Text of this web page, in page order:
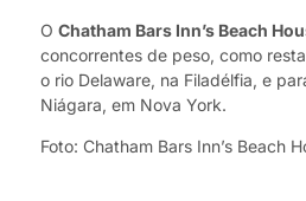
O Chatham Bars Inn’s Beach
concorrentes de peso, como
o rio Delaware, na Filadélfia, e
Niágara, em Nova York.
Foto: Chatham Bars Inn’s Beach